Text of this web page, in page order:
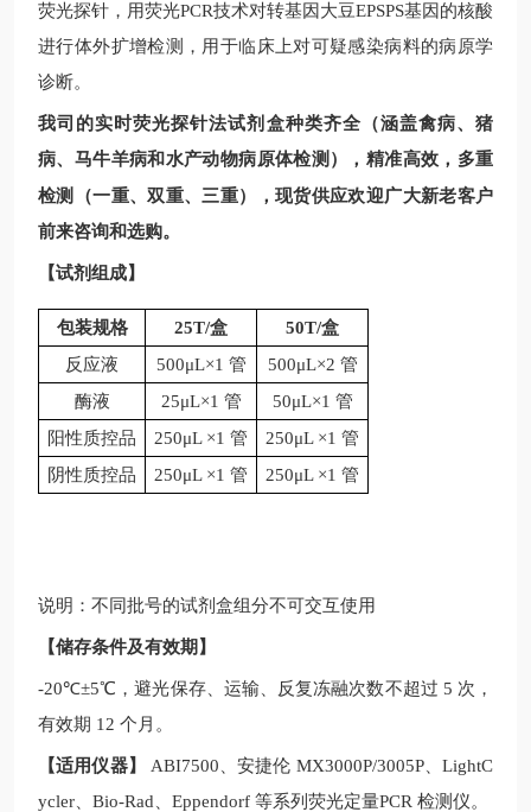
荧光探针，用荧光PCR技术对转基因大豆EPSPS基因 的核酸
进行体外扩增检测，用于临床上对可疑感染病料的病原学
诊断。
我司的实时荧光探针法试剂盒种类齐全（涵盖禽病、猪
病、马牛羊病和水产动物病原体检测），精准高效，多重
检测（一重、双重、三重）， 现货供应欢迎广大新老客户
前来咨询和选购。
【试剂组成】
包装规格 25T/盒 50T/盒
反应液
500μL×1 管
500μL×2 管
酶液
25μL×1 管
50μL×1 管
阳性质控品
250μL ×1 管
250μL ×1 管
阴性质控品
250μL ×1 管 250μL ×1 管
说明：不同批号的试剂盒组分不可交互使用
【储存条件及有效期】
-20℃±5℃，避光保存、运输、反复冻融次数不超过 5 次，
有效期 12 个月。
【适用仪器】 ABI7500 、安捷伦 MX3000P/3005P、LightC
ycler
Bio-Rad Eppendorf 等系列荧光定量PCR 检测仪。